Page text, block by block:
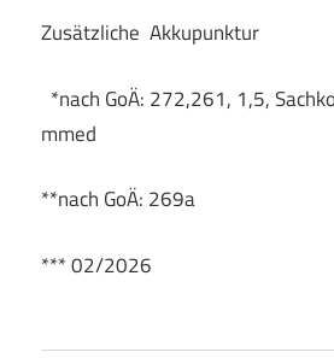
Zusätzliche
*nach GoÄ: 272,261, 1,5,
mmed
**nach GoÄ: 269a
*** 02/2026